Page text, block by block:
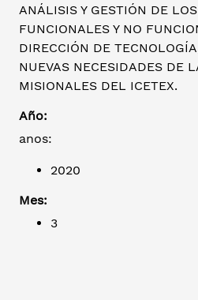
ANÁLISIS Y GESTIÓN DE
FUNCIONALES Y NO
DIRECCIÓN DE
NUEVAS NECESIDADES DE
MISIONALES DEL ICETEX.
Año:
anos:
2020
Mes:
3